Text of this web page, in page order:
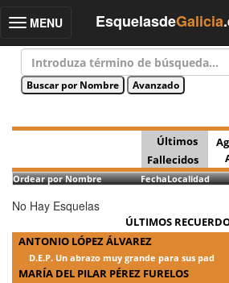
Toggle
MENU EsquelasdeGalicia
Últimos
Fallecidos
Ordear por Nombre FechaLocalidad
No Hay Esquelas
ÚLTIMOS
ANTONIO LÓPEZ ÁLVAREZ
D.E.P. Un abrazo muy grande para sus pad
MARÍA DEL PILAR PÉREZ FURELOS